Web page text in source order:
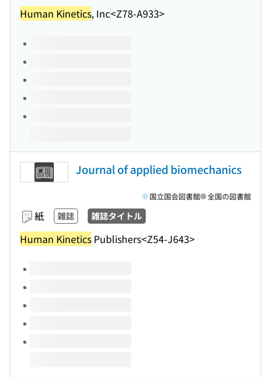
Human Kinetics, Inc<Z78-A933>
このタイトルの巻号
Journal of applied biomechanics
紙 雑誌 雑誌タイトル
Human Kinetics Publishers<Z54-J643>
国立国会図書館 全国の図書館
このタイトルの巻号